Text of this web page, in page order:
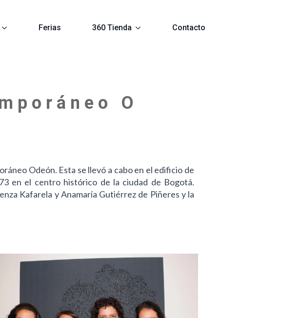
Ferias 360 Tienda Contacto
p o r á n e o O
Odeón. Esta se llevó a cabo en el edificio de
en el centro histórico de la ciudad de Bogotá.
Kafarela y Anamaría Gutiérrez de Piñeres y la